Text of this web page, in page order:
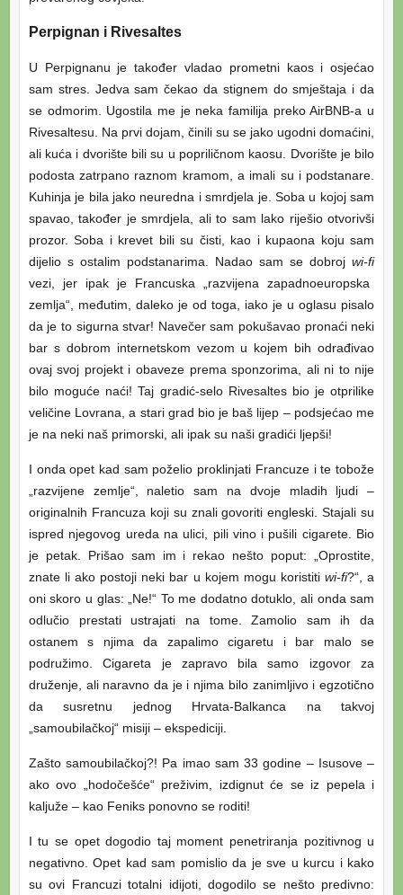
Perpignan i Rivesaltes
U Perpignanu je također vladao prometni kaos i osjećao
sam stres. Jedva sam čekao da stignem do smještaja i da
se odmorim. Ugostila me je neka familija preko AirBNB-a u
Rivesaltesu. Na prvi dojam, činili su se jako ugodni domaćini,
ali kuća i dvorište bili su u popriličnom kaosu. Dvorište je bilo
podosta zatrpano raznom kramom, a imali su i podstanare.
Kuhinja je bila jako neuredna i smrdjela je. Soba u kojoj sam
spavao, također je smrdjela, ali to sam lako riješio otvorivši
prozor. Soba i krevet bili su čisti, kao i kupaona koju sam
dijelio s ostalim podstanarima. Nadao sam se dobrojwi-fi
vezi, jer ipak je Francuska „razvijena zapadnoeuropska
zemlja“, međutim, daleko je od toga, iako je u oglasu pisalo
da je to sigurna stvar! Navečer sam pokušavao pronaći neki
bar s dobrom internetskom vezom u kojem bih odrađivao
ovaj svoj projekt i obaveze prema sponzorima, ali ni to nije
bilo moguće naći! Taj gradić-selo Rivesaltes bio je otprilike
veličine Lovrana, a stari grad bio je baš lijep – podsjećao me
je na neki naš primorski, ali ipak su naši gradići ljepši!
I onda opet kad sam poželio proklinjati Francuze i te tobože
„razvijene zemlje“, naletio sam na dvoje mladih ljudi –
originalnih Francuza koji su znali govoriti engleski. Stajali su
ispred njegovog ureda na ulici, pili vino i pušili cigarete. Bio
je petak. Prišao sam im i rekao nešto poput: „Oprostite,
znate li ako postoji neki bar u kojem mogu koristiti wi-fi?“, a
oni skoro u glas: „Ne!“ To me dodatno dotuklo, ali onda sam
odlučio prestati ustrajati na tome. Zamolio sam ih da
ostanem s njima da zapalimo cigaretu i bar malo se
podružimo. Cigareta je zapravo bila samo izgovor za
druženje, ali naravno da je i njima bilo zanimljivo i egzotično
da susretnu jednog Hrvata-Balkanca na takvoj
„samoubilačkoj“ misiji – ekspediciji.
Zašto samoubilačkoj?! Pa imao sam 33 godine – Isusove –
ako ovo „hodočešće“ preživim, izdignut će se iz pepela i
kaljuže – kao Feniks ponovno se roditi!
I tu se opet dogodio taj moment penetriranja pozitivnog u
negativno. Opet kad sam pomislio da je sve u kurcu i kako
su ovi Francuzi totalni idijoti, dogodilo se nešto predivno: